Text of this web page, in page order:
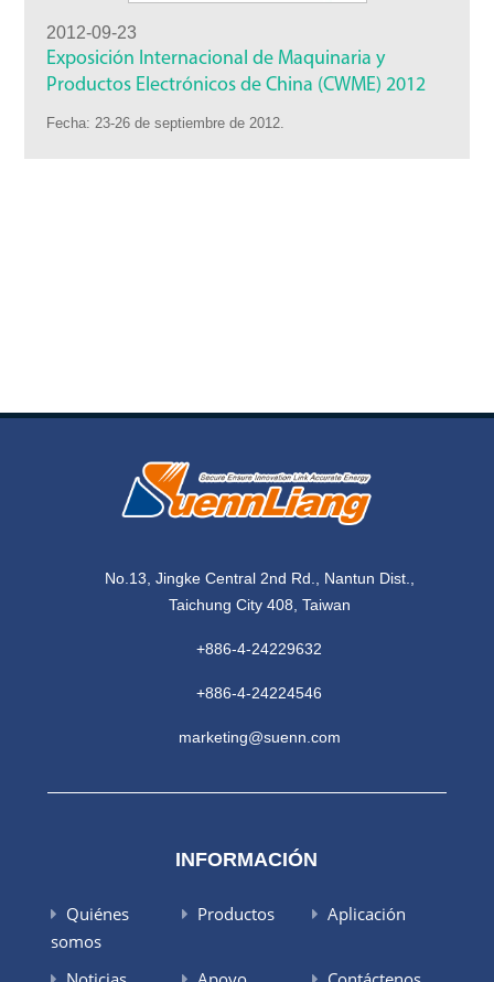
2012-09-23
Exposición Internacional de Maquinaria y
Productos Electrónicos de China (CWME) 2012
Fecha: 23-26 de septiembre de 2012.
No.13, Jingke Central 2nd Rd., Nantun Dist.,
Taichung City 408, Taiwan
+886-4-24229632
+886-4-24224546
marketing@suenn.com
INFORMACIÓN
Quiénes
somos
Productos Aplicación